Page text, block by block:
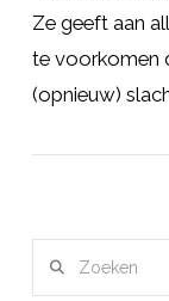
Ze geeft aan
te voorkomen
(opnieuw)